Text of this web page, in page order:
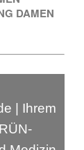
DAMEN
| Ihrem